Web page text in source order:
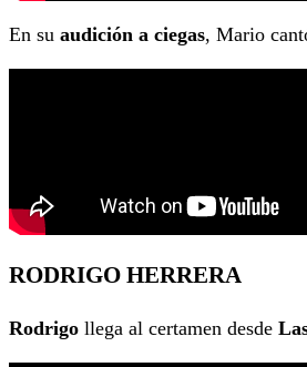
En su audición a ciegas, Mario
RODRIGO HERRERA
Rodrigo llega al certamen desde